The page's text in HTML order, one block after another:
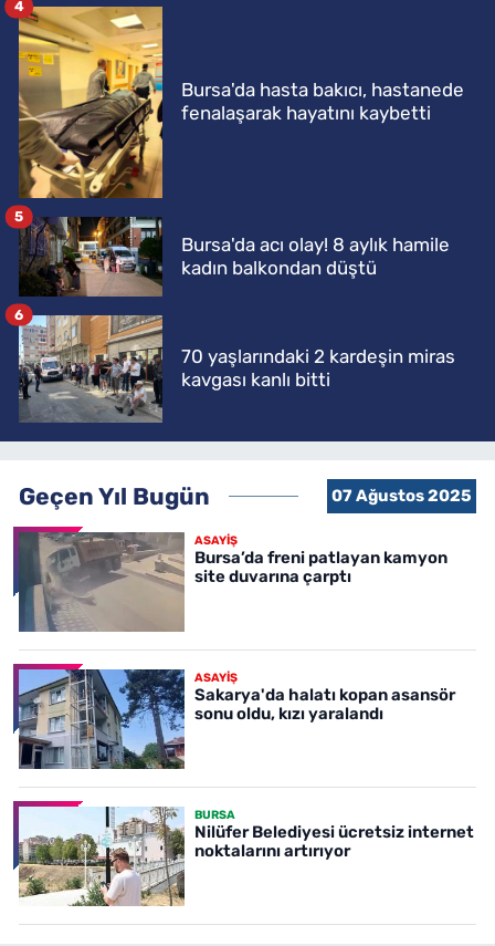
Bursa'da hasta bakıcı, hastanede
fenalaşarak hayatını kaybetti
4
Bursa'da acı olay! 8 aylık hamile
kadın balkondan düştü
5
70 yaşlarındaki 2 kardeşin miras
kavgası kanlı bitti
6
Geçen Yıl Bugün 07 Ağustos 2025
ASAYİŞ
Bursa’da freni patlayan kamyon
site duvarına çarptı
ASAYİŞ
Sakarya'da halatı kopan asansör
sonu oldu, kızı yaralandı
BURSA
Nilüfer Belediyesi ücretsiz internet
noktalarını artırıyor